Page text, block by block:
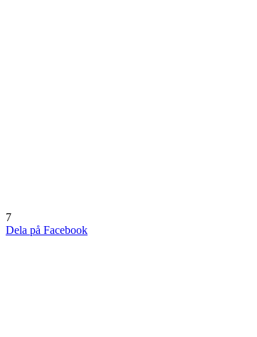
7
Dela på Facebook